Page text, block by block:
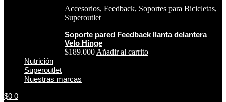
Accesorios, Feedback, Soportes para Bicicletas,
Superoutlet
Soporte pared Feedback llanta delantera
Velo Hinge
$189.000 Añadir al carrito
Nutrición
Superoutlet
Nuestras marcas
$0 0